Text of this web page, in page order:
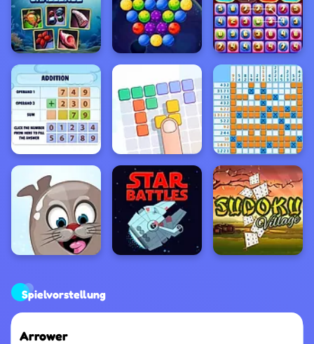
Spielvorstellung
Arrower